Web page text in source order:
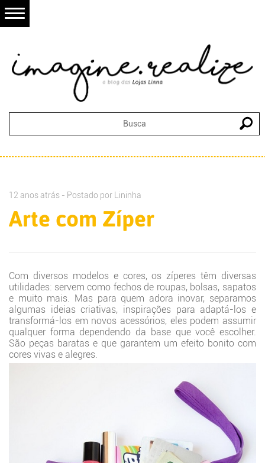
12 anos atrás - Postado por Lininha
Arte com Zíper
Com diversos modelos e cores, os zíperes têm diversas
utilidades: servem como fechos de roupas, bolsas, sapatos
e muito mais. Mas para quem adora inovar, separamos
algumas ideias criativas, inspirações para adaptá-los e
transformá-los em novos acessórios, eles podem assumir
qualquer forma dependendo da base que você escolher.
São peças baratas e que garantem um efeito bonito com
cores vivas e alegres.